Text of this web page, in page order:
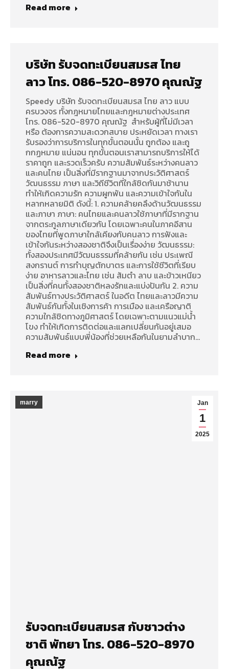
Read more
บริษัท รับจดทะเบียนสมรส ไทย
ลาว โทร. 086-520-8970 คุณณัฐ
Speedy บริษัท รับจดทะเบียนสมรส ไทย ลาว แบบ
ครบวงจร ทั้งกฎหมายไทยและกฎหมายต่างประเทศ
โทร. 086-520-8970 คุณณัฐ สำหรับผู้ที่ไม่มีเวลา
หรือ ต้องการความสะดวกสบาย ประหยัดเวลา ทางเรา
รับรองว่าการบริการในทุกขั้นตอนนั้น ถูกต้อง และถู
กกฏหมาย แน่นอน ทุกขั้นตอนเราสามารถบริการให้ได้
ราคาถูก และรวดเร็วครับ ความสัมพันธ์ระหว่างคนลาว
และคนไทย เป็นสิ่งที่มีรากฐานมาจากประวัติศาสตร์
วัฒนธรรม ภาษา และวิถีชีวิตที่ใกล้ชิดกันมาช้านาน
ทำให้เกิดความรัก ความผูกพัน และความเข้าใจกันใน
หลากหลายมิติ ดังนี้: 1. ความคล้ายคลึงด้านวัฒนธรรม
และภาษา ภาษา: คนไทยและคนลาวใช้ภาษาที่มีรากฐาน
จากตระกูลภาษาเดียวกัน โดยเฉพาะคนในภาคอีสาน
ของไทยที่พูดภาษาใกล้เคียงกับคนลาว การฟังและ
เข้าใจกันระหว่างสองชาติจึงเป็นเรื่องง่าย วัฒนธรรม:
ทั้งสองประเทศมีวัฒนธรรมที่คล้ายกัน เช่น ประเพณี
สงกรานต์ การทำบุญตักบาตร และการใช้ชีวิตที่เรียบ
ง่าย อาหารลาวและไทย เช่น ส้มตำ ลาบ และข้าวเหนียว
เป็นสิ่งที่คนทั้งสองชาติหลงรักและแบ่งปันกัน 2. ความ
สัมพันธ์ทางประวัติศาสตร์ ในอดีต ไทยและลาวมีความ
สัมพันธ์กันทั้งในเชิงการค้า การเมือง และเครือญาติ
ความใกล้ชิดทางภูมิศาสตร์ โดยเฉพาะตามแนวแม่น้ำ
โขง ทำให้เกิดการติดต่อและแลกเปลี่ยนกันอยู่เสมอ
ความสัมพันธ์แบบพี่น้องที่ช่วยเหลือกันในยามลำบาก…
Read more
Jan
1
2025
marry
รับจดทะเบียนสมรส กับชาวต่าง
ชาติ พัทยา โทร. 086-520-8970
คุณณัฐ